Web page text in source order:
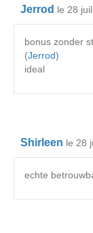
Jerrod le 28
bonus zonder
(Jerrod)
ideal
Shirleen le 28
echte